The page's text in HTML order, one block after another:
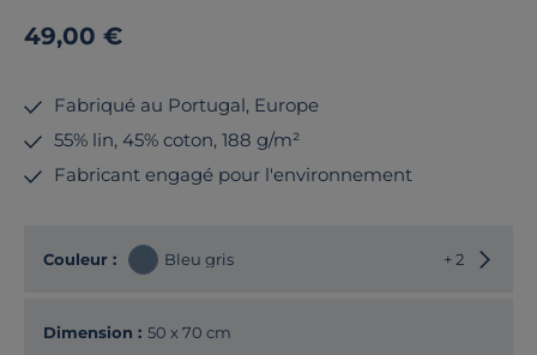
49,00 €
Fabriqué au Portugal, Europe
55% lin, 45% coton, 188 g/m²
Fabricant engagé pour l'environnement
Couleur : Bleu gris + 2
Dimension : 50 x 70 cm